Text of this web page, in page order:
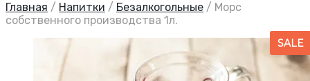
Главная / Напитки / Безалкогольные / Морс
собственного производства 1л.
SALE